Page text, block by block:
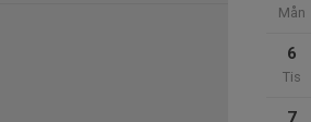
Mån
6
Tis
7